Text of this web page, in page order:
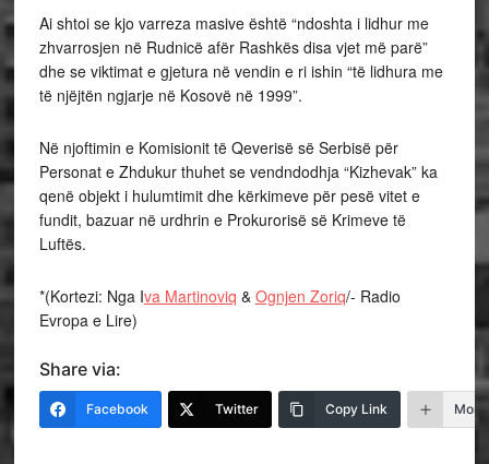
Ai shtoi se kjo varreza masive është “ndoshta i lidhur me
zhvarrosjen në Rudnicë afër Rashkës disa vjet më parë”
dhe se viktimat e gjetura në vendin e ri ishin “të lidhura me
të njëjtën ngjarje në Kosovë në 1999”.
Në njoftimin e Komisionit të Qeverisë së Serbisë për
Personat e Zhdukur thuhet se vendndodhja “Kizhevak” ka
qenë objekt i hulumtimit dhe kërkimeve për pesë vitet e
fundit, bazuar në urdhrin e Prokurorisë së Krimeve të
Luftës.
*(Kortezi: Nga Iva Martinoviq & Ognjen Zoriq/- Radio
Evropa e Lire)
Share via:
Facebook Twitter Copy Link More